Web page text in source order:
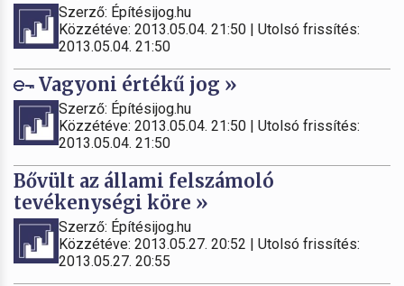
Szerző: Építésijog.hu
Közzétéve: 2013.05.04. 21:50 | Utolsó frissítés:
2013.05.04. 21:50
Vagyoni értékű jog »
Szerző: Építésijog.hu
Közzétéve: 2013.05.04. 21:50 | Utolsó frissítés:
2013.05.04. 21:50
Bővült az állami felszámoló
tevékenységi köre »
Szerző: Építésijog.hu
Közzétéve: 2013.05.27. 20:52 | Utolsó frissítés:
2013.05.27. 20:55